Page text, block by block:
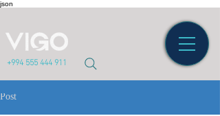
json
+994 555 444 911
Post